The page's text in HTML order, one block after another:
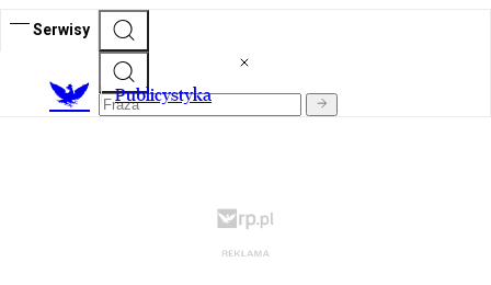
Serwisy
Publicystyka